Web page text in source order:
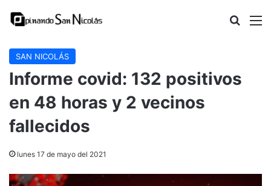
Buscar
SAN NICOLÁS
Informe covid: 132 positivos
en 48 horas y 2 vecinos
fallecidos
lunes 17 de mayo del 2021